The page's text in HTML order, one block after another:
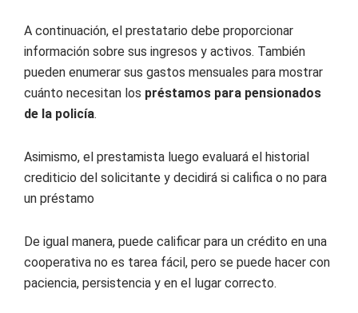
A continuación, el prestatario debe proporcionar
información sobre sus ingresos y activos. También
pueden enumerar sus gastos mensuales para mostrar
cuánto necesitan los préstamos para pensionados
de la policía.
Asimismo, el prestamista luego evaluará el historial
crediticio del solicitante y decidirá si califica o no para
un préstamo
De igual manera, puede calificar para un crédito en una
cooperativa no es tarea fácil, pero se puede hacer con
paciencia, persistencia y en el lugar correcto.